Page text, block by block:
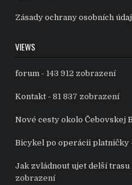
Zásady ochrany osobních
VIEWS
forum - 143 912 zobrazení
Kontakt - 81 837 zobrazení
Nové cesty okolo Čebovskej
Bicykel po operácii platničky
Jak zvládnout ujet delší trasu
zobrazení